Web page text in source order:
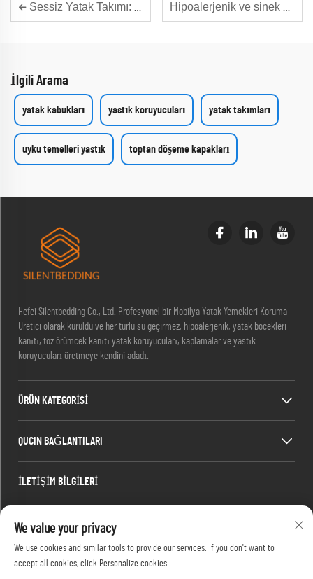
Sessiz Yatak Takımı: Toplu Yatak Takımı İhtiyaçları İçin Birinci Sınıf Çözümler
İlgili Arama
yatak kabukları yastık koruyucuları yatak takımları
uyku temelleri yastık toptan döşeme kapakları
Hefei Silentbedding Co., Ltd. Profesyonel bir Mobilya Yatak Yemekleri Koruma
Üretici olarak kuruldu ve her türlü su geçirmez, hipoalerjenik, yatak böcekleri
kanıtı, toz örümcek kanıtı yatak koruyucuları, kaplamalar ve yastık
koruyucuları üretmeye kendini adadı.
ÜRÜN KATEGORİSİ
QUCIN BAĞLANTILARI
İLETİŞİM BİLGİLERİ
Bölgesi, Hefei, Anhui, Çin
E-posta:[email protected]
Tel:13917680554
We value your privacy
We use cookies and similar tools to provide our services. If you don't want to
accept all cookies, click Personalize cookies.